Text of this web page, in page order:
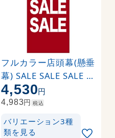
フルカラー店頭幕(懸垂
幕) SALE SALE SALE 素
材:ポンジ (69549)
4,530円
4,983円 税込
バリエーション3種
類を見る